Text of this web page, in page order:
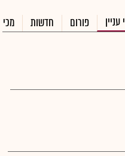
פורום חדשות